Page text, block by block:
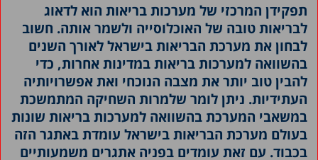
תפקידן המרכזי של מערכות בריאות הוא לדאוג
לבריאות טובה של האוכלוסייה ולשמר אותה. חשוב
לבחון את מערכת הבריאות בישראל לאורך השנים
בהשוואה למערכות בריאות במדינות אחרות, כדי
להבין טוב יותר את מצבה הנוכחי ואת אפשרויותיה
העתידיות. ניתן לומר שלמרות השחיקה המתמשכת
במשאבי המערכת בהשוואה למערכות בריאות שונות
בעולם מערכת הבריאות בישראל עומדת באתגר הזה
בכבוד. עם זאת עומדים בפניה אתגרים משמעותיים